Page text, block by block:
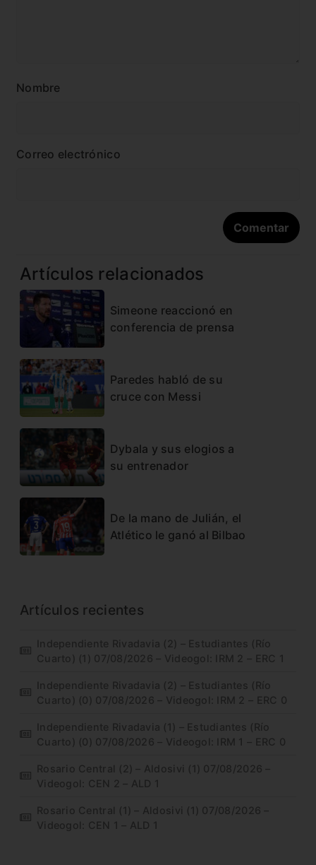
Nombre
Correo electrónico
Artículos relacionados
Simeone reaccionó en
conferencia de prensa
Paredes habló de su
cruce con Messi
Dybala y sus elogios a
su entrenador
De la mano de Julián, el
Atlético le ganó al Bilbao
Artículos recientes
Independiente Rivadavia (2) – Estudiantes (Río
Cuarto) (1) 07/08/2026 – Videogol: IRM 2 – ERC 1
Independiente Rivadavia (2) – Estudiantes (Río
Cuarto) (0) 07/08/2026 – Videogol: IRM 2 – ERC 0
Independiente Rivadavia (1) – Estudiantes (Río
Cuarto) (0) 07/08/2026 – Videogol: IRM 1 – ERC 0
Rosario Central (2) – Aldosivi (1) 07/08/2026 –
Videogol: CEN 2 – ALD 1
Rosario Central (1) – Aldosivi (1) 07/08/2026 –
Videogol: CEN 1 – ALD 1